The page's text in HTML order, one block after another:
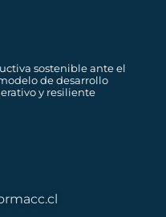
sostenible ante el
de desarrollo
y resiliente